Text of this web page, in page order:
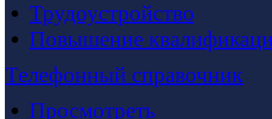
Трудоустройство
Повышение
Телефонный справочник
Просмотреть